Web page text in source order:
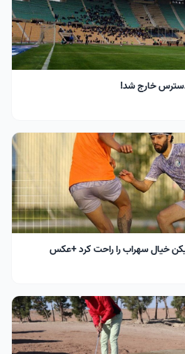
دسترس خارج شد!
خیال سهراب را راحت کرد +عکس